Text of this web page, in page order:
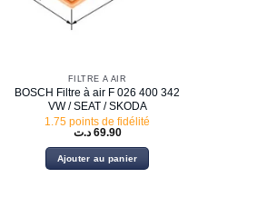
FILTRE À AIR
BOSCH Filtre à air F 026 400 342
VW / SEAT / SKODA
1.75 points de fidélité
69.90 د.ت
Ajouter au panier